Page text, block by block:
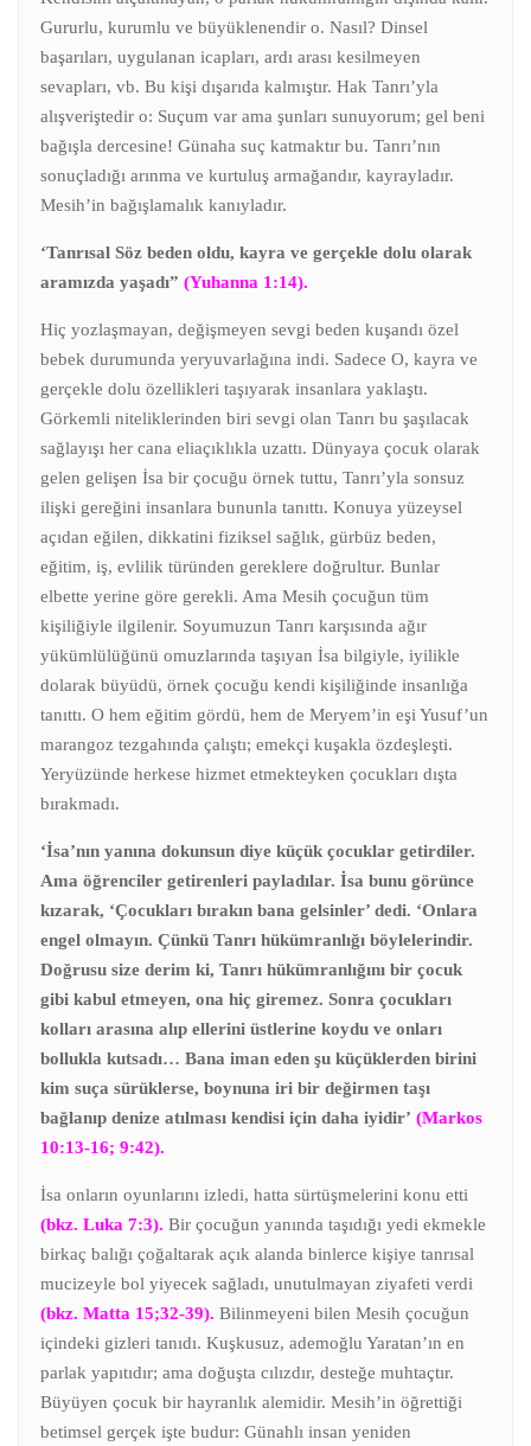
Gururlu, kurumlu ve büyüklenendir o. Nasıl? Dinsel
başarıları, uygulanan icapları, ardı arası kesilmeyen
sevapları, vb. Bu kişi dışarıda kalmıştır. Hak Tanrı’yla
alışveriştedir o: Suçum var ama şunları sunuyorum; gel beni
bağışla dercesine! Günaha suç katmaktır bu. Tanrı’nın
sonuçladığı arınma ve kurtuluş armağandır, kayrayladır.
Mesih’in bağışlamalık kanıyladır.
‘Tanrısal Söz beden oldu, kayra ve gerçekle dolu olarak
aramızda yaşadı” (Yuhanna 1:14).
Hiç yozlaşmayan, değişmeyen sevgi beden kuşandı özel
bebek durumunda yeryuvarlağına indi. Sadece O, kayra ve
gerçekle dolu özellikleri taşıyarak insanlara yaklaştı.
Görkemli niteliklerinden biri sevgi olan Tanrı bu şaşılacak
sağlayışı her cana eliaçıklıkla uzattı. Dünyaya çocuk olarak
gelen gelişen İsa bir çocuğu örnek tuttu, Tanrı’yla sonsuz
ilişki gereğini insanlara bununla tanıttı. Konuya yüzeysel
açıdan eğilen, dikkatini fiziksel sağlık, gürbüz beden,
eğitim, iş, evlilik türünden gereklere doğrultur. Bunlar
elbette yerine göre gerekli. Ama Mesih çocuğun tüm
kişiliğiyle ilgilenir. Soyumuzun Tanrı karşısında ağır
yükümlülüğünü omuzlarında taşıyan İsa bilgiyle, iyilikle
dolarak büyüdü, örnek çocuğu kendi kişiliğinde insanlığa
tanıttı. O hem eğitim gördü, hem de Meryem’in eşi Yusuf’un
marangoz tezgahında çalıştı; emekçi kuşakla özdeşleşti.
Yeryüzünde herkese hizmet etmekteyken çocukları dışta
bırakmadı.
‘İsa’nın yanına dokunsun diye küçük çocuklar getirdiler.
Ama öğrenciler getirenleri payladılar. İsa bunu görünce
kızarak, ‘Çocukları bırakın bana gelsinler’ dedi. ‘Onlara
engel olmayın. Çünkü Tanrı hükümranlığı böylelerindir.
Doğrusu size derim ki, Tanrı hükümranlığını bir çocuk
gibi kabul etmeyen, ona hiç giremez. Sonra çocukları
kolları arasına alıp ellerini üstlerine koydu ve onları
bollukla kutsadı… Bana iman eden şu küçüklerden birini
kim suça sürüklerse, boynuna iri bir değirmen taşı
bağlanıp denize atılması kendisi için daha iyidir’ (Markos
10:13-16; 9:42).
İsa onların oyunlarını izledi, hatta sürtüşmelerini konu etti
(bkz. Luka 7:3). Bir çocuğun yanında taşıdığı yedi ekmekle
birkaç balığı çoğaltarak açık alanda binlerce kişiye tanrısal
mucizeyle bol yiyecek sağladı, unutulmayan ziyafeti verdi
(bkz. Matta 15;32-39). Bilinmeyeni bilen Mesih çocuğun
içindeki gizleri tanıdı. Kuşkusuz, ademoğlu Yaratan’ın en
parlak yapıtıdır; ama doğuşta cılızdır, desteğe muhtaçtır.
Büyüyen çocuk bir hayranlık alemidir. Mesih’in öğrettiği
betimsel gerçek işte budur: Günahlı insan yeniden